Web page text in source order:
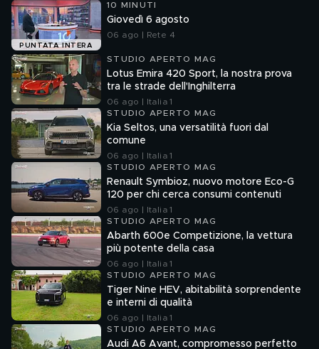
PUNTATA INTERA
10 MINUTI
Giovedì 6 agosto
06 ago | Rete 4
STUDIO APERTO MAG
Lotus Emira 420 Sport, la nostra prova
tra le strade dell'Inghilterra
06 ago | Italia 1
STUDIO APERTO MAG
Kia Seltos, una versatilità fuori dal
comune
06 ago | Italia 1
STUDIO APERTO MAG
Renault Symbioz, nuovo motore Eco-G
120 per chi cerca consumi contenuti
06 ago | Italia 1
STUDIO APERTO MAG
Abarth 600e Competizione, la vettura
più potente della casa
06 ago | Italia 1
STUDIO APERTO MAG
Tiger Nine HEV, abitabilità sorprendente
e interni di qualità
06 ago | Italia 1
STUDIO APERTO MAG
Audi A6 Avant, compromesso perfetto